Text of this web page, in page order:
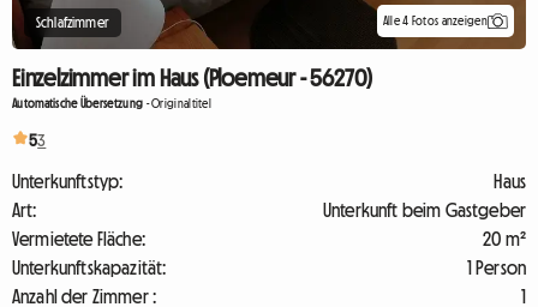
Schlafzimmer Alle 4 Fotos anzeigen
Einzelzimmer im Haus (Ploemeur - 56270)
Automatische Übersetzung -Originaltitel
53
Unterkunftstyp:
Haus
Art:
Unterkunft beim Gastgeber
Vermietete Fläche:
20 m²
Unterkunftskapazität:
1 Person
Anzahl der Zimmer :
1